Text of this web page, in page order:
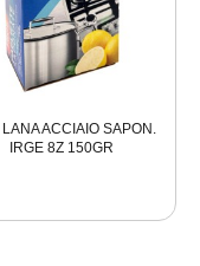
ACCIAIO SAPON.
IRGE 8Z 150GR